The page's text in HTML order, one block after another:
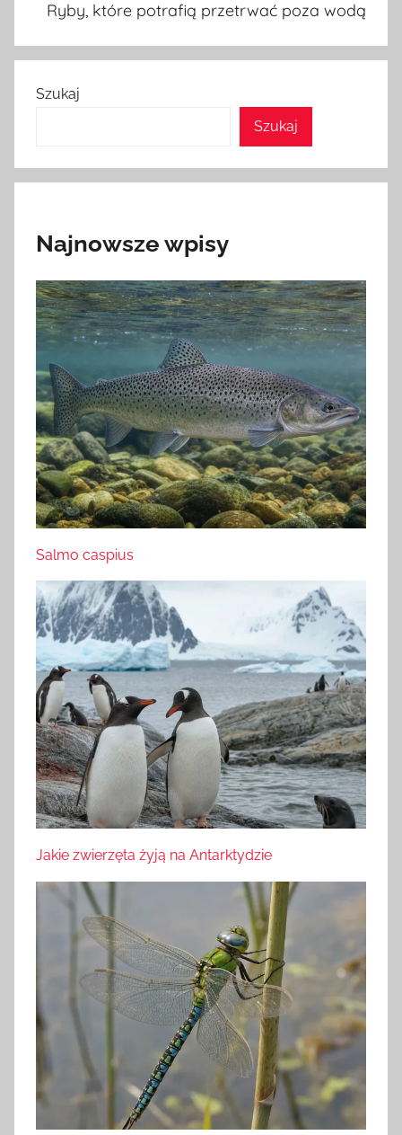
Ryby, które potrafią przetrwać poza wodą
Szukaj
Szukaj
Najnowsze wpisy
Salmo caspius
Jakie zwierzęta żyją na Antarktydzie